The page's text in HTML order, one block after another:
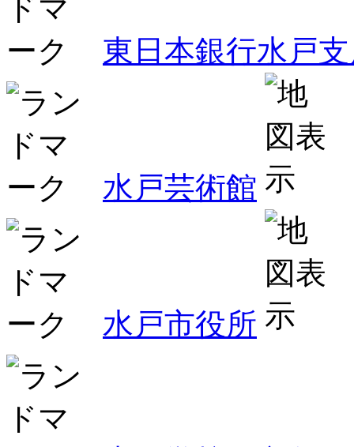
東日本銀行水戸
水戸芸術館
水戸市役所